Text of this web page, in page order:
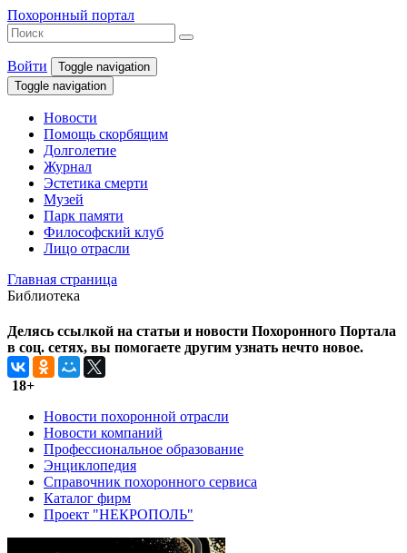
Похоронный портал
Войти
Toggle navigation
Toggle navigation
Новости
Помощь скорбящим
Долголетие
Журнал
Эстетика смерти
Музей
Парк памяти
Философский клуб
Лицо отрасли
Главная страница
Библиотека
Делясь ссылкой на статьи и новости Похоронного Портала
в соц. сетях, вы помогаете другим узнать нечто новое.
18+
Новости похоронной отрасли
Новости компаний
Профессиональное образование
Энциклопедия
Справочник похоронного сервиса
Каталог фирм
Проект "НЕКРОПОЛЬ"